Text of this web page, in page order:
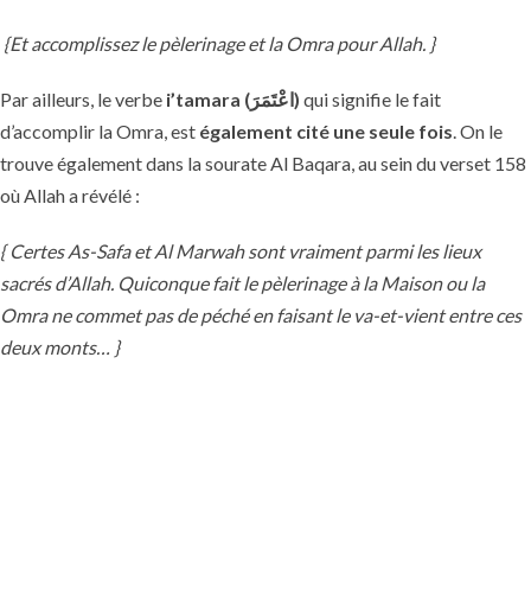
{Et accomplissez le pèlerinage et la Omra pour Allah. }
Par ailleurs, le verbe i’tamara (اعْتَمَرَ) qui signifie le fait
d’accomplir la Omra, est également cité une seule fois. On le
trouve également dans la sourate Al Baqara, au sein du verset 158
où Allah a révélé :
{ Certes As-Safa et Al Marwah sont vraiment parmi les lieux
sacrés d’Allah. Quiconque fait le pèlerinage à la Maison ou la
Omra ne commet pas de péché en faisant le va-et-vient entre ces
deux monts… }